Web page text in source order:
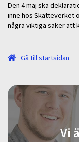
Den 4 maj ska
inne hos Skatteverket
några viktiga saker att
Gå till startsidan
Vi